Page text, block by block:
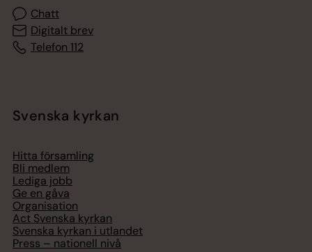
Chatt
Digitalt brev
Telefon 112
Svenska kyrkan
Hitta församling
Bli medlem
Lediga jobb
Ge en gåva
Organisation
Act Svenska kyrkan
Svenska kyrkan i utlandet
Press – nationell nivå